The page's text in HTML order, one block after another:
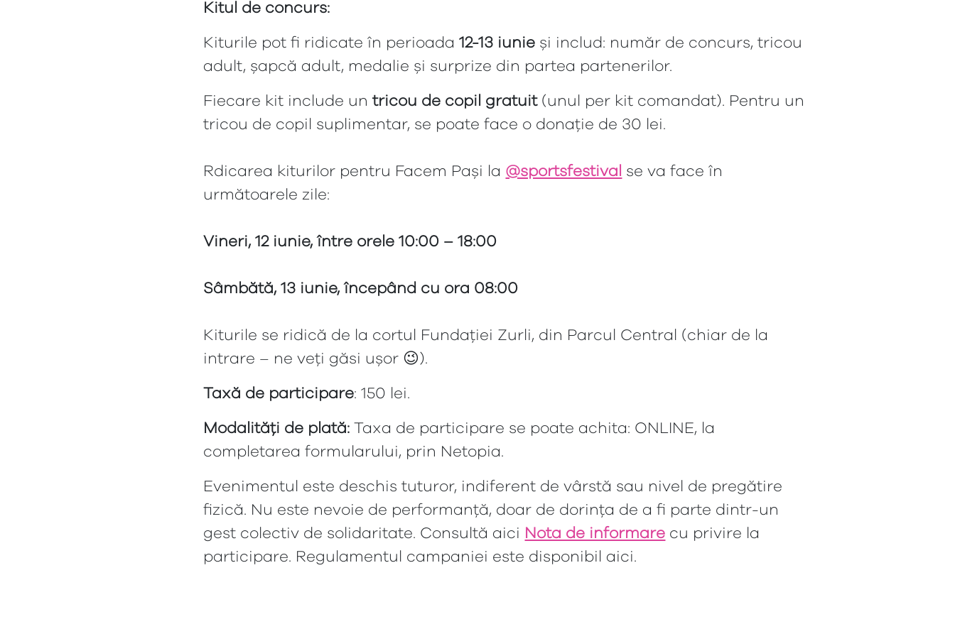
Kitul de concurs:
Kiturile pot fi ridicate în perioada12-13 iunie și includ: număr de concurs, tricou
adult, șapcă adult, medalie și surprize din partea partenerilor.
Fiecare kit include untricou de copil gratuit(unul per kit comandat). Pentru un
tricou de copil suplimentar, se poate face o donație de 30 lei.
Rdicarea kiturilor pentru Facem Pași la @sportsfestival se va face în
următoarele zile:
Vineri, 12 iunie, între orele 10:00 – 18:00
Sâmbătă, 13 iunie, începând cu ora 08:00
Kiturile se ridică de la cortul Fundației Zurli, din Parcul Central (chiar de la
intrare – ne veți găsi ușor 😉).
Taxă de participare: 150 lei.
Modalități de plată:Taxa de participare se poate achita: ONLINE, la
completarea formularului, prin Netopia.
Evenimentul este deschis tuturor, indiferent de vârstă sau nivel de pregătire
fizică. Nu este nevoie de performanță, doar de dorința de a fi parte dintr-un
gest colectiv de solidaritate. Consultă aici Nota de informare cu privire la
participare. Regulamentul campaniei este disponibil aici.